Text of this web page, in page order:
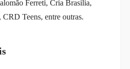
Ferreti, Cria Brasília,
CRD Teens, entre outras.